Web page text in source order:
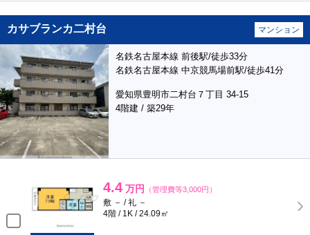
カサブランカ二村台 マンション
名鉄名古屋本線 前後駅/徒歩33分
名鉄名古屋本線 中京競馬場前駅/徒歩41分
愛知県豊明市二村台７丁目 34-15
4階建 / 築29年
4.4 万円 （管理費等3,000円）
敷 － / 礼 －
4階 / 1K / 24.09㎡